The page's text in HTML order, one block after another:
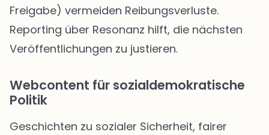
Freigabe) vermeiden Reibungsverluste.
Reporting über Resonanz hilft, die nächsten
Veröffentlichungen zu justieren.
Webcontent für sozialdemokratische
Politik
Geschichten zu sozialer Sicherheit, fairer